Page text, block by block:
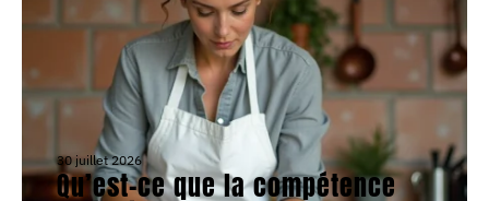
30 juillet 2026
Qu’est-ce que la compétence